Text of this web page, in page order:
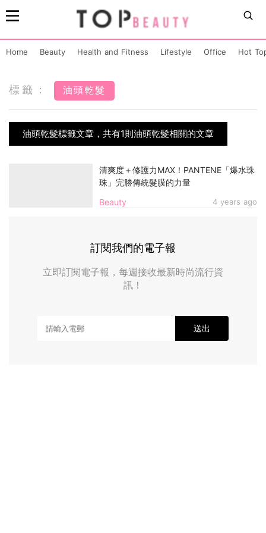
Home Beauty Health and Fitness Lifestyle Office Hot
標籤： 油頭乾髮
油頭乾髮標籤文章，共有1則油頭乾髮相關的文章
Beauty 4 years ago
清爽度＋修護力MAX！PANTENE「爆水珠
珠」完勝傳統髮膜的力量
訂閱我們的電子報
立即訂閱電子報，每週接收最新時尚流行資
訊！
送出